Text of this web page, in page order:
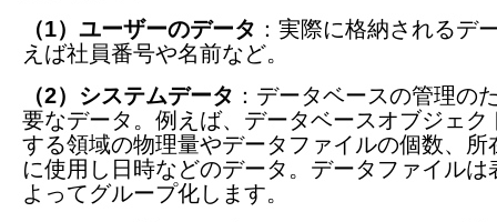
（1）ユーザーのデータ ：実際に格納されるデ
えば社員番号や名前など。
（2）システムデータ ：データベースの管理の
要なデータ。例えば、データベースオブジェク
する領域の物理量やデータファイルの個数、所
に使用し日時などのデータ。データファイルは
よってグループ化します。